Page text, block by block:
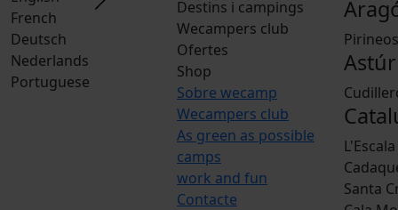
French
Deutsch
Nederlands
Portuguese
Destins i campings
Wecampers club
Ofertes
Shop
Sobre wecamp
Wecampers club
As green as possible
camps
work and fun
Contacte
Pirineos
Santa